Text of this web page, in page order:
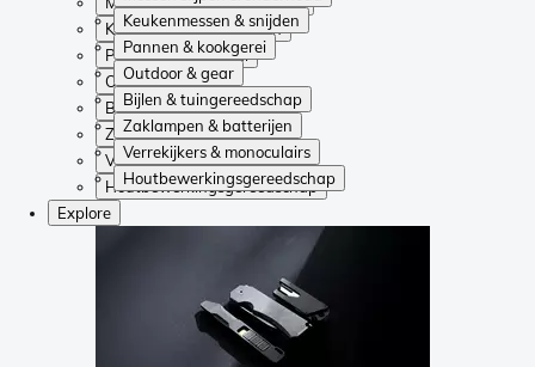
Keukenmessen & snijden
Pannen & kookgerei
Outdoor & gear
Bijlen & tuingereedschap
Zaklampen & batterijen
Verrekijkers & monoculairs
Houtbewerkingsgereedschap
Keukenmessen & snijden
Pannen & kookgerei
Outdoor & gear
Bijlen & tuingereedschap
Zaklampen & batterijen
Verrekijkers & monoculairs
Houtbewerkingsgereedschap
Explore